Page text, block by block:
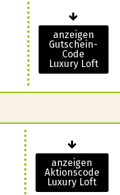
anzeigen
Gutschein-
Code
Luxury Loft
anzeigen
Aktionscode
Luxury Loft